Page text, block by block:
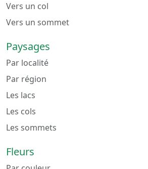
Vers un col
Vers un sommet
Paysages
Par localité
Par région
Les lacs
Les cols
Les sommets
Fleurs